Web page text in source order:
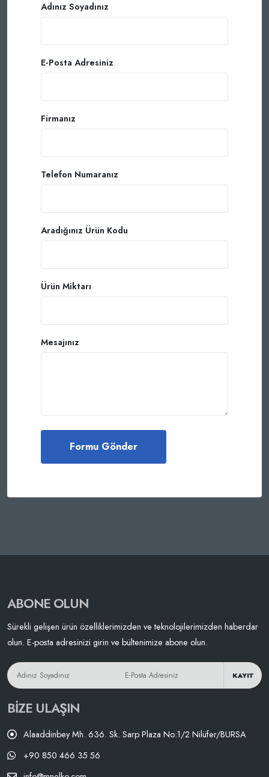
Adınız Soyadınız
E-Posta Adresiniz
Firmanız
Telefon Numaranız
Aradığınız Ürün Kodu
Ürün Miktarı
Mesajınız
ABONE OLUN
Sürekli gelişen ürün özelliklerimizden ve teknolojilerimizden haberdar
olun. E-posta adresinizi girin ve bültenimize abone olun.
KAYIT
BIZE ULAŞIN
Alaaddinbey Mh. 636. Sk. Sarp Plaza No:1/2 Nilüfer/BURSA
+90 850 466 35 56